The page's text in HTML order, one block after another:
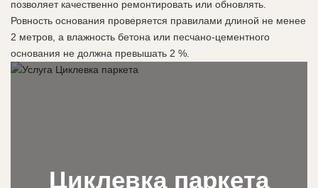
позволяет качественно ремонтировать или обновлять.
Ровность основания проверяется правилами длиной не менее
2 метров, а влажность бетона или песчано-цементного
основания не должна превышать 2 %.
Циклевка паркета